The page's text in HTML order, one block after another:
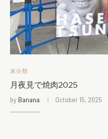
未分類
月夜見で焼肉2025
by Banana October 15, 2025